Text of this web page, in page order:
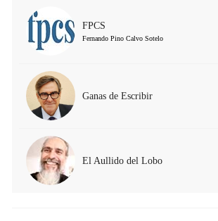
FPCS
Fernando Pino Calvo Sotelo
Ganas de Escribir
El Aullido del Lobo